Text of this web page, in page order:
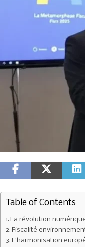
Table of Contents
La révolution
Fiscalité
L’harmonisation